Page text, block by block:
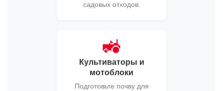
садовых отходов.
🚜
Культиваторы и
мотоблоки
Подготовьте почву для